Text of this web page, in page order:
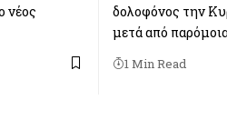
νέος
δολοφόνος την
μετά από
1 Min Read